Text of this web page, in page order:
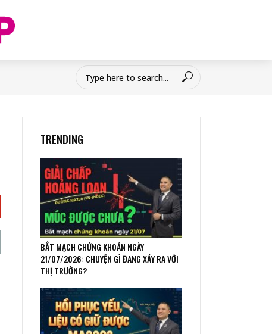
TRENDING
BẮT MẠCH CHỨNG KHOÁN NGÀY
21/07/2026: CHUYỆN GÌ ĐANG XẢY RA VỚI
THỊ TRƯỜNG?